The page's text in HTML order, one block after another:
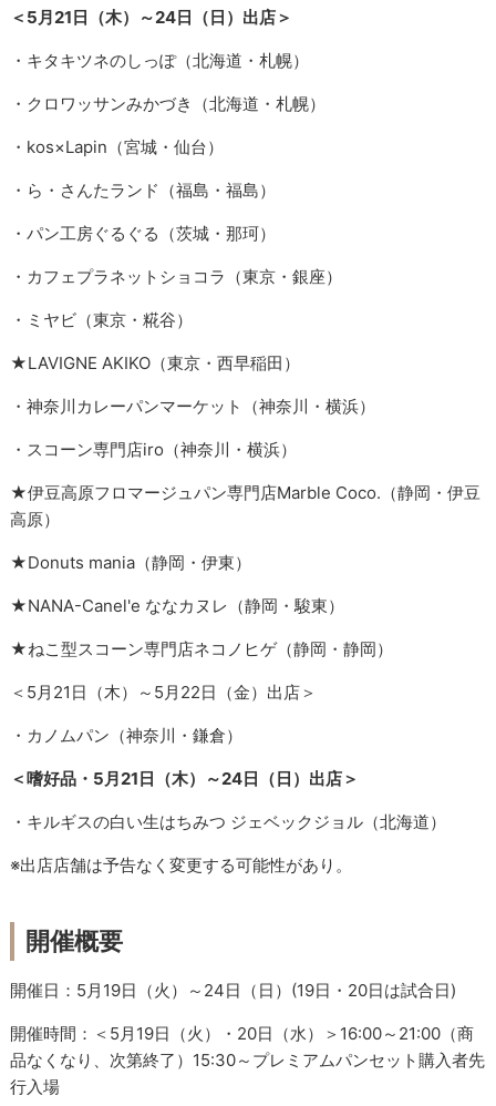
＜5月21日（木）～24日（日）出店＞
・キタキツネのしっぽ（北海道・札幌）
・クロワッサンみかづき（北海道・札幌）
・kos×Lapin（宮城・仙台）
・ら・さんたランド（福島・福島）
・パン工房ぐるぐる（茨城・那珂）
・カフェプラネットショコラ（東京・銀座）
・ミヤビ（東京・糀谷）
★LAVIGNE AKIKO（東京・西早稲田）
・神奈川カレーパンマーケット（神奈川・横浜）
・スコーン専門店iro（神奈川・横浜）
★伊豆高原フロマージュパン専門店Marble Coco.（静岡・伊豆
高原）
★Donuts mania（静岡・伊東）
★NANA-Canel'e ななカヌレ（静岡・駿東）
★ねこ型スコーン専門店ネコノヒゲ（静岡・静岡）
＜5月21日（木）～5月22日（金）出店＞
・カノムパン（神奈川・鎌倉）
＜嗜好品・5月21日（木）～24日（日）出店＞
・キルギスの白い生はちみつ ジェベックジョル（北海道）
※出店店舗は予告なく変更する可能性があり。
開催概要
開催日：5月19日（火）～24日（日）(19日・20日は試合日)
開催時間：＜5月19日（火）・20日（水）＞16:00～21:00（商
品なくなり、次第終了）15:30～プレミアムパンセット購入者先
行入場